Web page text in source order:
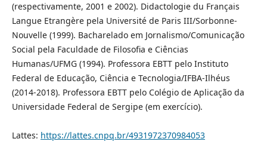
(respectivamente, 2001 e 2002). Didactologie du Français
Langue Etrangère pela Université de Paris III/Sorbonne-
Nouvelle (1999). Bacharelado em Jornalismo/Comunicação
Social pela Faculdade de Filosofia e Ciências
Humanas/UFMG (1994). Professora EBTT pelo Instituto
Federal de Educação, Ciência e Tecnologia/IFBA-Ilhéus
(2014-2018). Professora EBTT pelo Colégio de Aplicação da
Universidade Federal de Sergipe (em exercício).
Lattes: https://lattes.cnpq.br/4931972370984053